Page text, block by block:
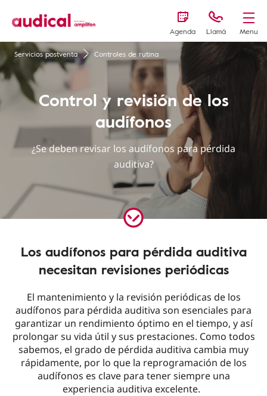
Agenda Llamá Menu
Servicios postventa Controles de rutina
Control y revisión de los
audífonos
¿Se deben revisar los audífonos para pérdida
auditiva?
Los audífonos para pérdida auditiva
necesitan revisiones periódicas
El mantenimiento y la revisión periódicas de los
audífonos para pérdida auditiva son esenciales para
garantizar un rendimiento óptimo en el tiempo, y así
prolongar su vida útil y sus prestaciones. Como todos
sabemos, el grado de pérdida auditiva cambia muy
rápidamente, por lo que la reprogramación de los
audífonos es clave para tener siempre una
experiencia auditiva excelente.